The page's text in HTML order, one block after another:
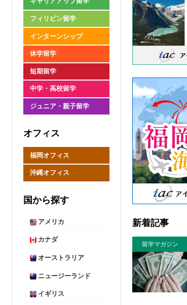
フィリピン留学
インターンシップ
休学留学
短期留学
中学・高校留学
ジュニア・親子留学
オフィス
福岡オフィス
沖縄オフィス
国から探す
アメリカ
カナダ
オーストラリア
ニュージーランド
イギリス
新着記事
留学マガジン